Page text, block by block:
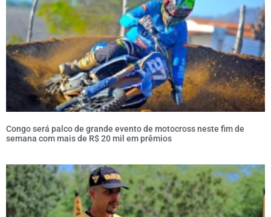
Congo será palco de grande evento de motocross neste fim de
semana com mais de R$ 20 mil em prêmios